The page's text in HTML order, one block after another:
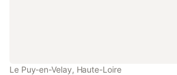
Le Puy-en-Velay, Haute-Loire